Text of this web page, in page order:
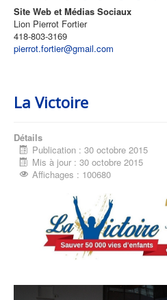
Site Web et Médias Sociaux
Lion Pierrot Fortier
418-803-3169
pierrot.fortier@gmail.com
La Victoire
Détails
Publication : 30 octobre 2015
Mis à jour : 30 octobre 2015
Affichages : 100680